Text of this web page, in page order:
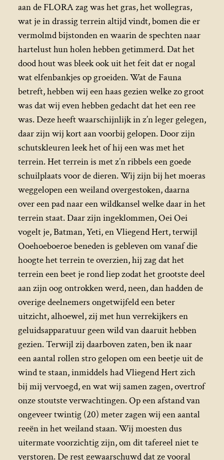
aan de FLORA zag was het gras, het wollegras,
wat je in drassig terrein altijd vindt, bomen die er
vermolmd bijstonden en waarin de spechten naar
hartelust hun holen hebben getimmerd. Dat het
dood hout was bleek ook uit het feit dat er nogal
wat elfenbankjes op groeiden. Wat de Fauna
betreft, hebben wij een haas gezien welke zo groot
was dat wij even hebben gedacht dat het een ree
was. Deze heeft waarschijnlijk in z’n leger gelegen,
daar zijn wij kort aan voorbij gelopen. Door zijn
schutskleuren leek het of hij een was met het
terrein. Het terrein is met z’n ribbels een goede
schuilplaats voor de dieren. Wij zijn bij het moeras
weggelopen een weiland overgestoken, daarna
over een pad naar een wildkansel welke daar in het
terrein staat. Daar zijn ingeklommen, Oei Oei
vogelt je, Batman, Yeti, en Vliegend Hert, terwijl
Ooehoeboeroe beneden is gebleven om vanaf die
hoogte het terrein te overzien, hij zag dat het
terrein een beet je rond liep zodat het grootste deel
aan zijn oog ontrokken werd, neen, dan hadden de
overige deelnemers ongetwijfeld een beter
uitzicht, alhoewel, zij met hun verrekijkers en
geluidsapparatuur geen wild van daaruit hebben
gezien. Terwijl zij daarboven zaten, ben ik naar
een aantal rollen stro gelopen om een beetje uit de
wind te staan, inmiddels had Vliegend Hert zich
bij mij vervoegd, en wat wij samen zagen, overtrof
onze stoutste verwachtingen. Op een afstand van
ongeveer twintig (20) meter zagen wij een aantal
reeën in het weiland staan. Wij moesten dus
uitermate voorzichtig zijn, om dit tafereel niet te
verstoren. De rest gewaarschuwd dat ze vooral